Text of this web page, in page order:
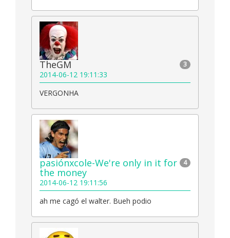
3
TheGM
2014-06-12 19:11:33
VERGONHA
4
pasiónxcole-We're only in it for
the money
2014-06-12 19:11:56
ah me cagó el walter. Bueh podio